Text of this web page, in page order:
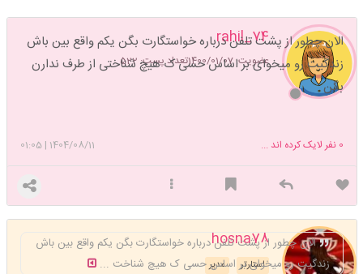
rahil_74
عضویت: 1400/01/07 تعداد پست: 522
الان چطور از پشت تلفن درباره خواستگارت بگن یکم واقع بین باش
زندگیت رو میخوای بر اساس حسی ک هیچ شناختی از طرف ندارن
بگن
1404/08/11
|
01:05 0 نفر لایک کرده اند ...
hosna78
مدیر استارتر
الان چطور از پشت تلفن درباره خواستگارت بگن یکم واقع بین باش
زندگیت رو میخوای بر اساس حسی ک هیچ شناخت ...